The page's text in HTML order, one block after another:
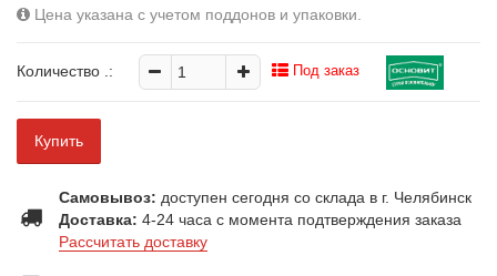
Цена указана с учетом поддонов и упаковки.
Количество .: Под заказ
Купить
Самовывоз: доступен сегодня со склада в г. Челябинск
Доставка: 4-24 часа с момента подтверждения заказа
Рассчитать доставку